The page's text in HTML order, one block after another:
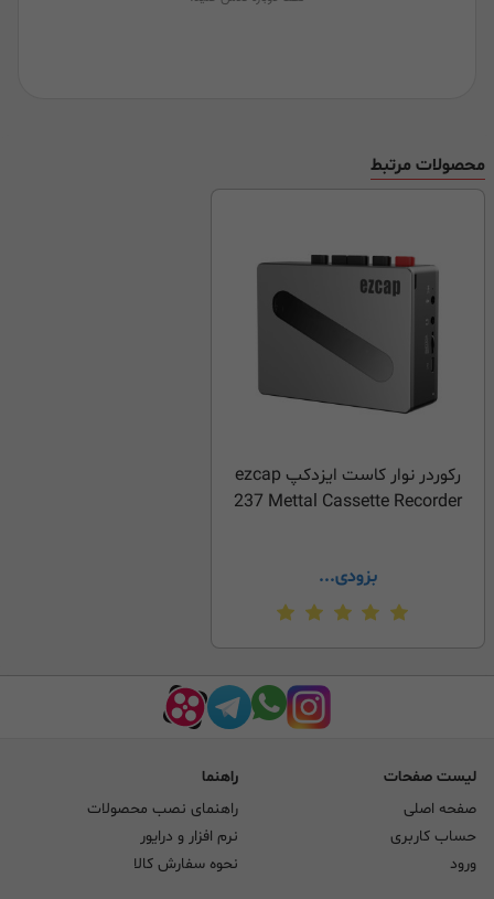
محصولات مرتبط
رکوردر نوار کاست ایزدکپ ezcap
237 Mettal Cassette Recorder
بزودی...
لیست صفحات
صفحه اصلی
حساب کاربری
ورود
راهنما
راهنمای نصب محصولات
نرم افزار و درایور
نحوه سفارش کالا